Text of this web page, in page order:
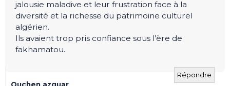
jalousie maladive et leur frustration face à la
diversité et la richesse du patrimoine culturel
algérien.
Ils avaient trop pris confiance sous l’ère de
fakhamatou.
Répondre